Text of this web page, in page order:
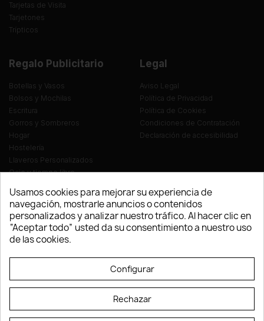
Tarjetas de Visita
Tarjetones
Trípticos
Regalo Publicitario
Botellas y Vasos
Bolsos y Mochilas
Escritura
Gorros y Sombreros
Hogar
Hostelería
Llaveros Personalizados
Ocio y tiempo libre
Ropa y Textil
Tecnología
Verano y playa
Vestuario laboral
Legal
Aviso Legal
Política de Privacidad
Política de Cookies
Condiciones de Contratación
Declaración de accesibilidad
© LEVELPRINT - 2026
Usamos cookies para mejorar su experiencia de
navegación, mostrarle anuncios o contenidos
personalizados y analizar nuestro tráfico. Al hacer clic en
“Aceptar todo” usted da su consentimiento a nuestro uso
de las cookies.
Configurar
Rechazar